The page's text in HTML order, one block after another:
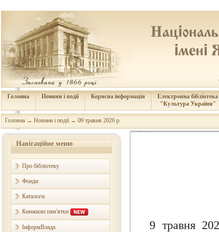
Головна Новини і події Корисна інформація
Електронна бібліотека
"Культура України"
Головна → Новини і події→ 09 травня 2026 р.
Навігаційне меню
Про бібліотеку
Фонди
Каталоги
Книжкові пам'ятки
ІнформВлада
9 травня